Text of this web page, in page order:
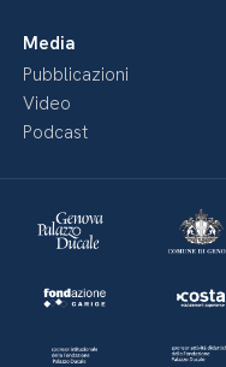
Media
Pubblicazioni
Video
Podcast